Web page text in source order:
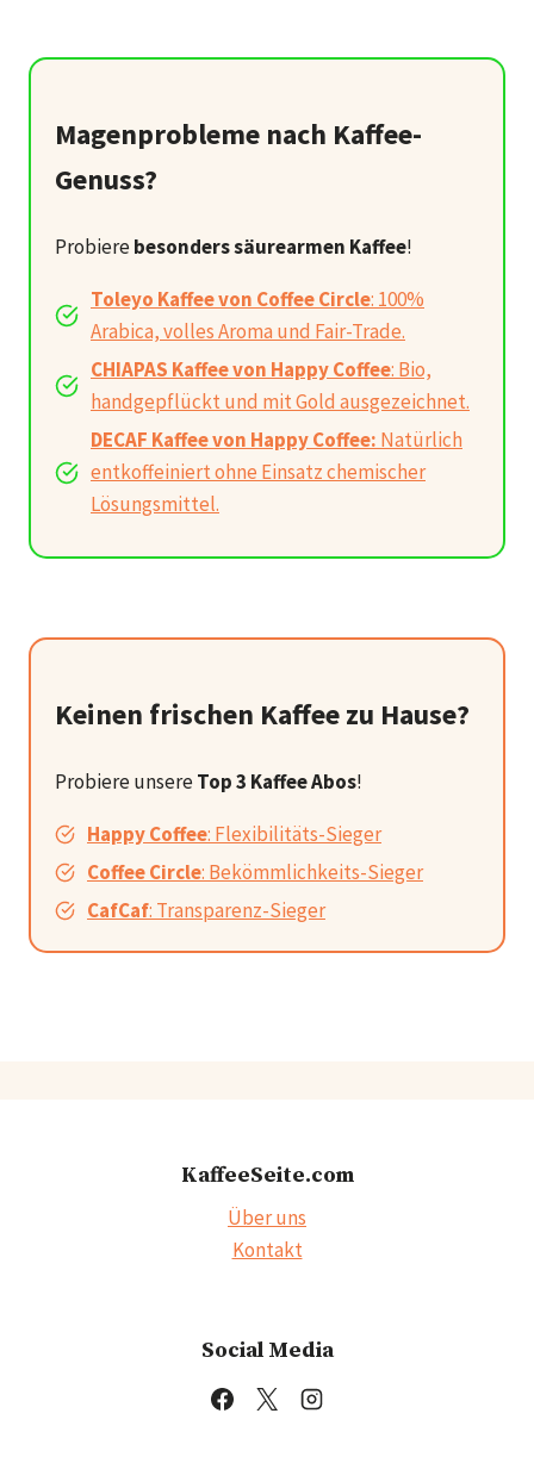
Magenprobleme nach Kaffee-
Genuss?
Probierebesonders säurearmen Kaffee!
Toleyo Kaffee von Coffee Circle: 100%
Arabica, volles Aroma und Fair-Trade.
CHIAPAS Kaffee von Happy Coffee: Bio,
handgepflückt und mit Gold ausgezeichnet.
DECAF Kaffee von Happy Coffee: Natürlich
entkoffeiniert ohne Einsatz chemischer
Lösungsmittel.
Keinen frischen Kaffee zu Hause?
Probiere unsereTop 3 Kaffee Abos!
Happy Coffee: Flexibilitäts-Sieger
Coffee Circle: Bekömmlichkeits-Sieger
CafCaf: Transparenz-Sieger
KaffeeSeite.com
Über uns
Kontakt
Social Media